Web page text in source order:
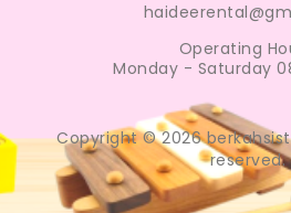
Operating
Monday - Saturday
Copyright © 2026
reserved.